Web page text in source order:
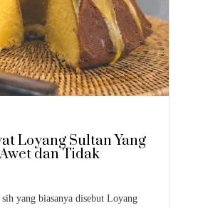
Loyang Sultan Yang
dan Tidak
yang biasanya disebut Loyang